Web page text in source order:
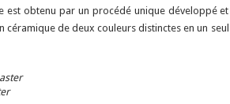
est obtenu par un procédé unique développé et
de deux couleurs distinctes en un seul